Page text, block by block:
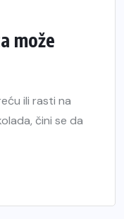
može
ili rasti na
čini se da